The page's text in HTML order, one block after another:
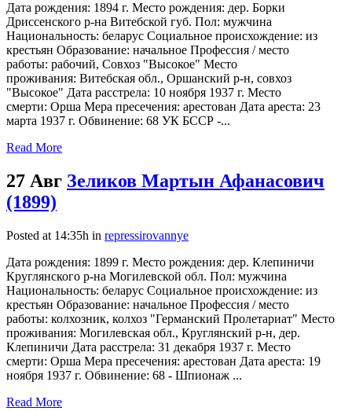
Дата рождения: 1894 г. Место рождения: дер. Борки
Дриссенского р-на Витебской губ. Пол: мужчина
Национальность: беларус Социальное происхождение: из
крестьян Образование: начальное Профессия / место
работы: рабочий, Совхоз "Высокое" Место
проживания: Витебская обл., Оршанский р-н, совхоз
"Высокое" Дата расстрела: 10 ноября 1937 г. Место
смерти: Орша Мера пресечения: арестован Дата ареста: 23
марта 1937 г. Обвинение: 68 УК БССР -...
Read More
27 Авг Зеликов Мартын Афанасович
(1899)
Posted at 14:35h in repressirovannye
Дата рождения: 1899 г. Место рождения: дер. Клепиничи
Круглянского р-на Могилевской обл. Пол: мужчина
Национальность: беларус Социальное происхождение: из
крестьян Образование: начальное Профессия / место
работы: колхозник, колхоз "Германский Пролетариат" Место
проживания: Могилевская обл., Круглянский р-н, дер.
Клепиничи Дата расстрела: 31 декабря 1937 г. Место
смерти: Орша Мера пресечения: арестован Дата ареста: 19
ноября 1937 г. Обвинение: 68 - Шпионаж ...
Read More